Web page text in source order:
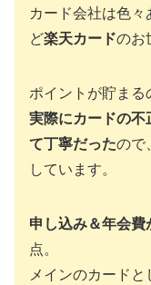
カード会社は色
ど楽天カードのお
ポイントが貯まる
実際にカードの不
て丁寧だったので
しています。
申し込み＆年会費
点。
メインのカード